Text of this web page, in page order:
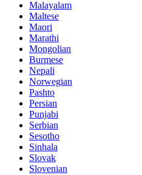
Malayalam
Maltese
Maori
Marathi
Mongolian
Burmese
Nepali
Norwegian
Pashto
Persian
Punjabi
Serbian
Sesotho
Sinhala
Slovak
Slovenian